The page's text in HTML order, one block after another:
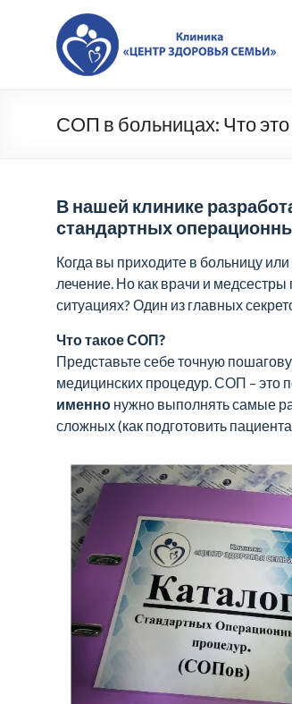
Клиника
«Центр
Семьи»,
|
Качественная
диагностика
и
лечение
заболеваний,
профилактика
нарушений
и
забота
о
здоровье
каждого
члена
семьи!
СОП в больницах: Что
В нашей клинике
стандартных
Когда вы приходите в больницу
лечение. Но как врачи и
ситуациях? Один из главных
Что такое СОП?
Представьте себе точную
медицинских процедур. СОП – это
именно нужно выполнять самые
сложных (как подготовить